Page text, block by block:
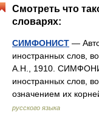
Смотреть что
словарях:
СИМФОНИСТ —
иностранных слов,
А.Н., 1910.
иностранных слов,
означением их
русского языка